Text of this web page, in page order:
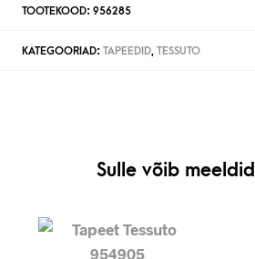
TOOTEKOOD: 956285
KATEGOORIAD: TAPEEDID, TESSUTO
Sulle võib